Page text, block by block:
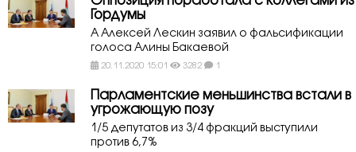
Гордумы
А Алексей Лескин заявил о фальсификации
голоса Алины Бакаевой
20.11.2020 15:01 3282 1
Парламентские меньшинства встали в
угрожающую позу
1/5 депутатов из 3/4 фракций выступили
против 6,7%